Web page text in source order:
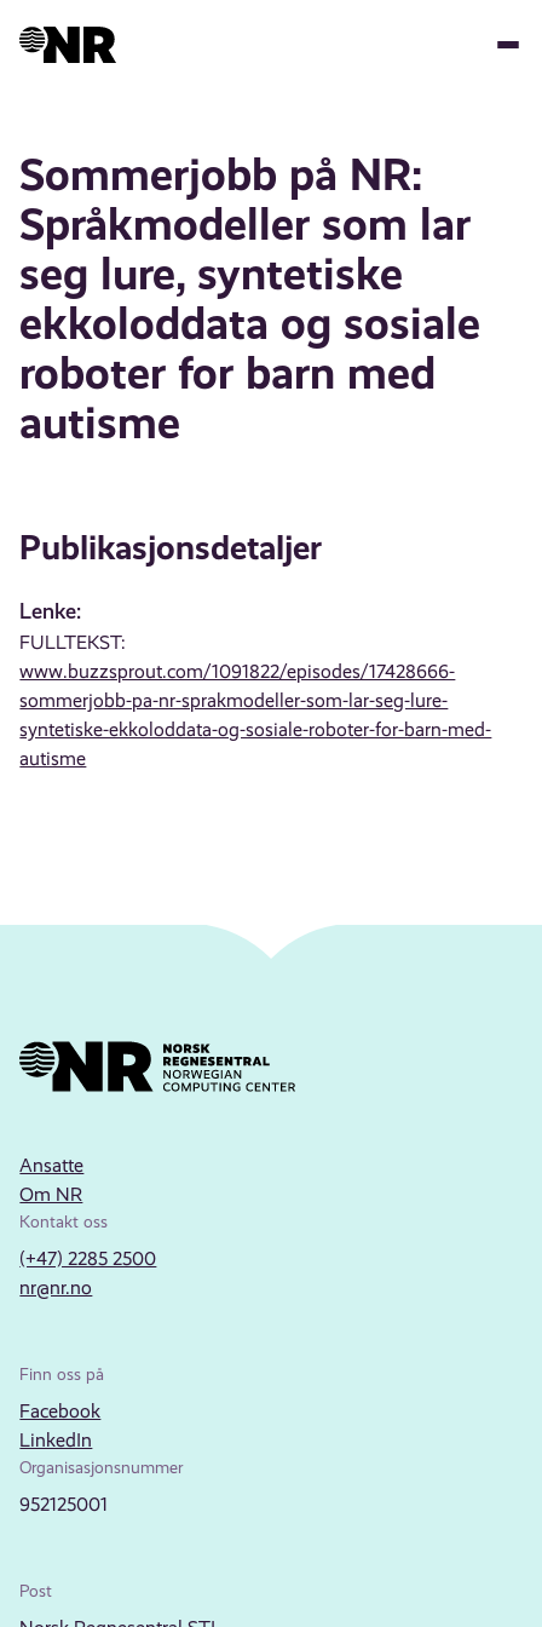
Sommerjobb på NR:
Språkmodeller som lar
seg lure, syntetiske
ekkoloddata og sosiale
roboter for barn med
autisme
Publikasjonsdetaljer
Lenke:
FULLTEKST:
www.buzzsprout.com/1091822/episodes/17428666-
sommerjobb-pa-nr-sprakmodeller-som-lar-seg-lure-
syntetiske-ekkoloddata-og-sosiale-roboter-for-barn-med-
autisme
Ansatte
Om NR
Kontakt oss
(+47) 2285 2500
nr@nr.no
Finn oss på
Facebook
LinkedIn
Organisasjonsnummer
952125001
Post